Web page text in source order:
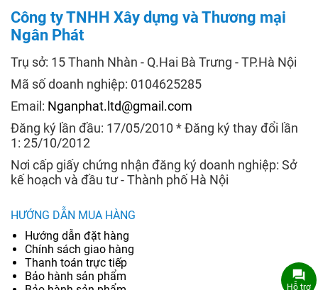
Công ty TNHH Xây dựng và Thương mại
Ngân Phát
Trụ sở: 15 Thanh Nhàn - Q.Hai Bà Trưng - TP.Hà Nội
Mã số doanh nghiệp: 0104625285
Email: Nganphat.ltd@gmail.com
Đăng ký lần đầu: 17/05/2010 * Đăng ký thay đổi lần
1: 25/10/2012
Nơi cấp giấy chứng nhận đăng ký doanh nghiệp: Sở
kế hoạch và đầu tư - Thành phố Hà Nội
HƯỚNG DẪN MUA HÀNG
Hướng dẫn đặt hàng
Chính sách giao hàng
Thanh toán trực tiếp
Bảo hành sản phẩm
Hỗ trợ